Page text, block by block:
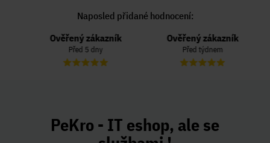
Naposled přidané hodnocení:
Ověřený zákazník
Před 5 dny
Ověřený zákazník
Před týdnem
PeKro - IT eshop, ale se